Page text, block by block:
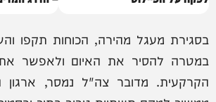
בסגירת מעגל מהירה, הכוחות תקפו
במטרה להסיר את האיום ולאפשר
הקרקעית. מדובר צה"ל נמסר, ארגון